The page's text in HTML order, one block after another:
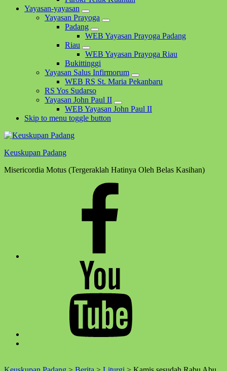
Yayasan-yayasan
Yayasan Prayoga
Padang
WEB Yayasan Prayoga Padang
Riau
WEB Yayasan Prayoga Riau
Bukittinggi
Yayasan Salus Infirmorum
WEB RS St. Maria Pekanbaru
RS Yos Sudarso
Yayasan John Paul II
WEB Yayasan John Paul II
Skip to menu toggle button
Keuskupan Padang
Misericordia Motus (Tergeraklah Hatinya Oleh Belas Kasihan)